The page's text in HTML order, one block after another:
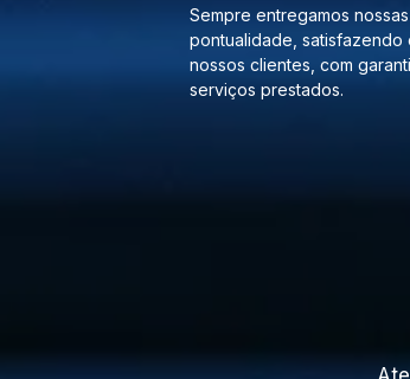
Sempre entregamos nossas
pontualidade,
nossos clientes, com
serviços prestados.